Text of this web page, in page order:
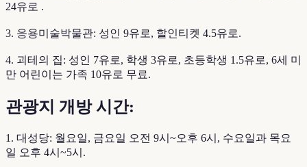
24유로 .
3. 응용미술박물관: 성인 9유로, 할인티켓 4.5유로.
4. 괴테의 집: 성인 7유로, 학생 3유로, 초등학생 1.5유로, 6세 미
만 어린이는 가족 10유로 무료.
관광지 개방 시간:
1. 대성당: 월요일, 금요일 오전 9시~오후 6시, 수요일과 목요
일 오후 4시~5시.